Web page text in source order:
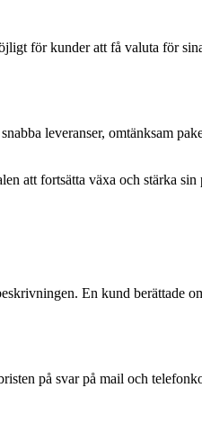
för kunder att få valuta för
leveranser, omtänksam
att fortsätta växa och stärka
En kund berättade
på svar på mail och